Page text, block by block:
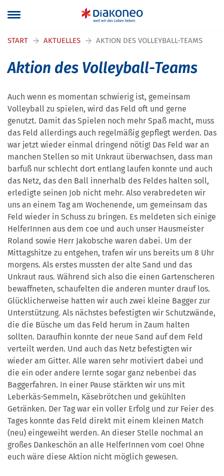
START AKTUELLES AKTION DES VOLLEYBALL-TEAMS
Aktion des Volleyball-Teams
Auch wenn es momentan schwierig ist, gemeinsam
Volleyball zu spielen, wird das Feld oft und gerne
genutzt. Damit das Spielen noch mehr Spaß macht, muss
das Feld allerdings auch regelmäßig gepflegt werden. Das
war jetzt wieder einmal dringend nötig! Das Feld war an
manchen Stellen so mit Unkraut überwachsen, dass man
barfuß nur schlecht dort entlang laufen konnte und auch
das Netz, das den Ball innerhalb des Feldes halten soll,
erledigte seinen Job nicht mehr. Also verabredeten wir
uns an einem Tag am Wochenende, um gemeinsam das
Feld wieder in Schuss zu bringen. Es meldeten sich einige
HelferInnen aus dem coe und auch unser Hausmeister
Roland sowie Herr Jakobsche waren dabei. Um der
Mittagshitze zu entgehen, trafen wir uns bereits um 8 Uhr
morgens. Als erstes mussten der alte Sand und das
Unkraut raus. Während sich also die einen Gartenscheren
bewaffneten, schaufelten die anderen munter drauf los.
Glücklicherweise hatten wir auch zwei kleine Bagger zur
Unterstützung. Als nächstes befestigten wir Schutzwände,
die die Büsche um das Feld herum in Zaum halten
sollten. Daraufhin konnte der neue Sand auf dem Feld
verteilt werden. Und auch das Netz befestigten wir
wieder am Gitter. Alle waren sehr motiviert dabei und
die ein oder andere lernte sogar ganz nebenbei das
Baggerfahren. In einer Pause stärkten wir uns mit
Leberkäs-Semmeln, Käsebrötchen und gekühlten
Getränken. Der Tag war ein voller Erfolg und zur Feier des
Tages konnte das Feld direkt mit einem kleinen Match
(neu) eingeweiht werden. An dieser Stelle nochmal an
großes Dankeschön an alle HelferInnen vom coe! Ohne
euch wäre diese Aktion nicht möglich gewesen.